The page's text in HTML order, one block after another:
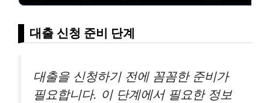
대출 신청 준비 단계
대출을 신청하기 전에 꼼꼼한 준비가
필요합니다. 이 단계에서 필요한 정보